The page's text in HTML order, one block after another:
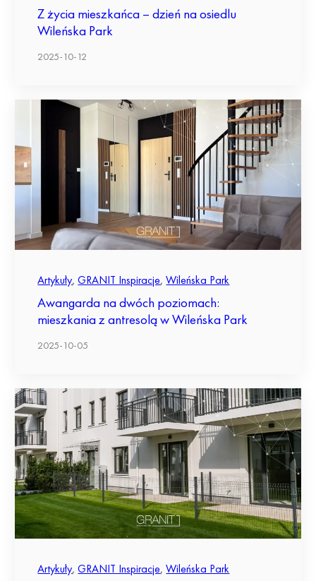
Z życia mieszkańca – dzień na osiedlu
Wileńska Park
2025-10-12
Artykuły,GRANIT Inspiracje,Wileńska Park
Awangarda na dwóch poziomach:
mieszkania z antresolą w Wileńska Park
2025-10-05
Artykuły,GRANIT Inspiracje,Wileńska Park